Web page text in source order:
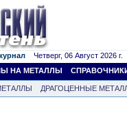
Четверг, 06 Август 2026 г.
НА МЕТАЛЛЫ
ДРАГОЦЕННЫЕ